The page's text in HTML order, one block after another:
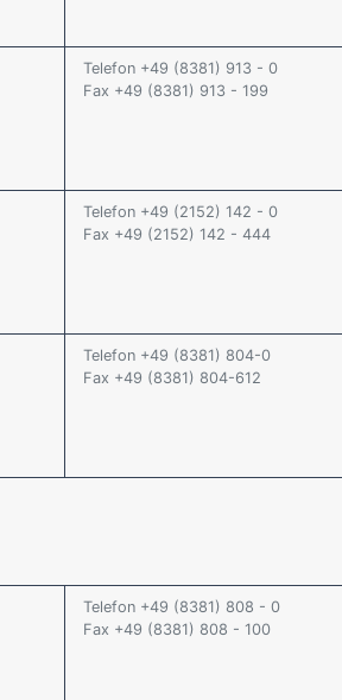
Telefon +49 (8381) 913 - 0
Fax +49 (8381) 913 - 199
Telefon +49 (2152) 142 - 0
Fax +49 (2152) 142 - 444
Telefon +49 (8381) 804-0
Fax +49 (8381) 804-612
Telefon +49 (8381) 808 - 0
Fax +49 (8381) 808 - 100